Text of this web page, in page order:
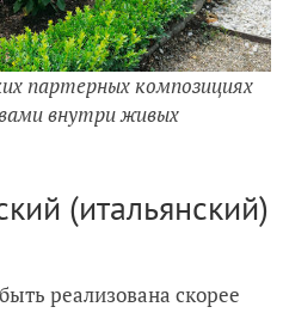
партерных композициях
внутри живых
(итальянский)
реализована скорее